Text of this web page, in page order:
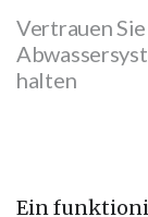
Vertrauen
halten
Ein